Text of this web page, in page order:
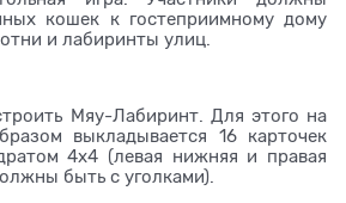
кошек к гостеприимному дому
и лабиринты улиц.
Мяу-Лабиринт. Для этого на
выкладывается 16 карточек
4х4 (левая нижняя и правая
быть с уголками).